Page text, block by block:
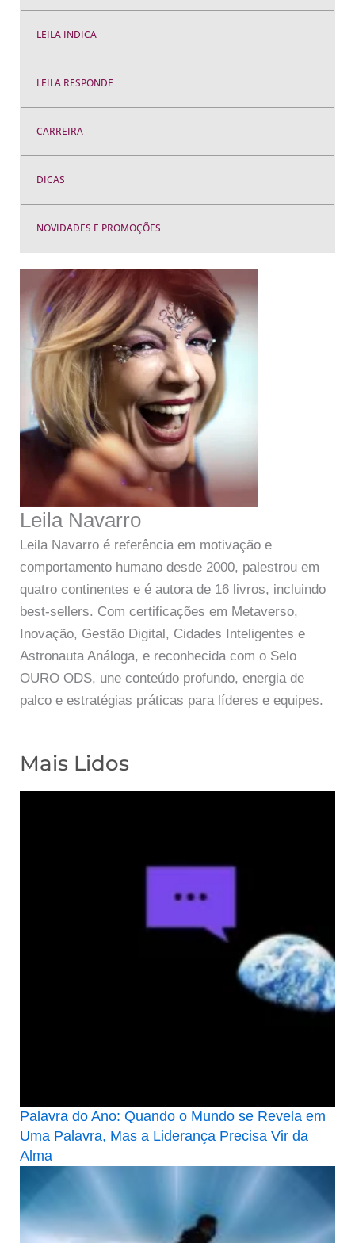
LEILA INDICA
LEILA RESPONDE
CARREIRA
DICAS
NOVIDADES E PROMOÇÕES
Leila Navarro
Leila Navarro é referência em motivação e
comportamento humano desde 2000, palestrou em
quatro continentes e é autora de 16 livros, incluindo
best-sellers. Com certificações em Metaverso,
Inovação, Gestão Digital, Cidades Inteligentes e
Astronauta Análoga, e reconhecida com o Selo
OURO ODS, une conteúdo profundo, energia de
palco e estratégias práticas para líderes e equipes.
Mais Lidos
Palavra do Ano: Quando o Mundo se Revela em
Uma Palavra, Mas a Liderança Precisa Vir da
Alma